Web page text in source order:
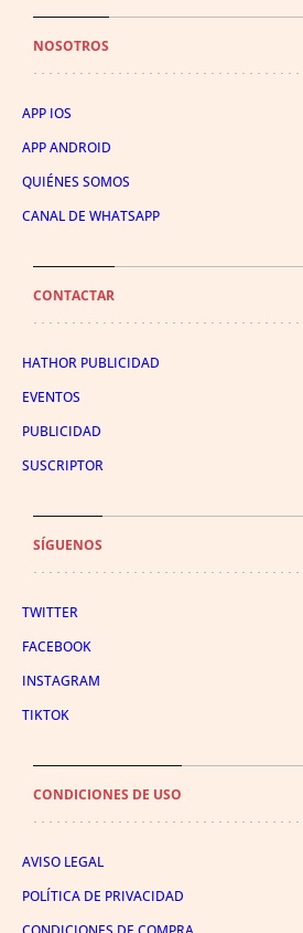
NOSOTROS
APP IOS
APP ANDROID
QUIÉNES SOMOS
CANAL DE WHATSAPP
CONTACTAR
HATHOR PUBLICIDAD
EVENTOS
PUBLICIDAD
SUSCRIPTOR
SÍGUENOS
TWITTER
FACEBOOK
INSTAGRAM
TIKTOK
CONDICIONES DE USO
AVISO LEGAL
POLÍTICA DE PRIVACIDAD